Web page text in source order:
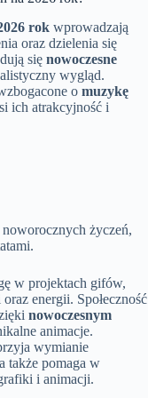
rok wprowadzają
oraz dzielenia się
się nowoczesne
wygląd.
o muzykę
ich atrakcyjność i
życzeń,
w projektach gifów,
energii. Społeczność
nowoczesnym
animacje.
wymianie
także pomaga w
i animacji.